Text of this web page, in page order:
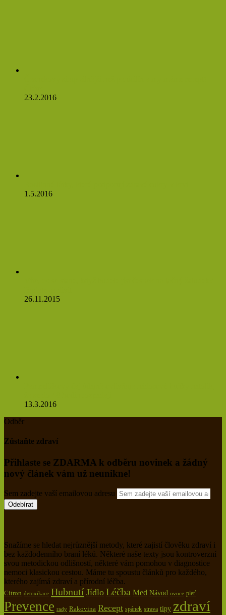
23.2.2016
1.5.2016
26.11.2015
13.3.2016
Odběr
Zůstaňte zdraví
Přihlaste se ZDARMA k odběru novinek a žádný
nový článek vám už neunikne!
Sem zadejte vaší emailovou adresu
Snažíme se hledat nejrůznější metody, které zajistí člověku zdraví i
bez každodenního braní léků. Některé naše texty jsou kontroverzní
svou metodickou odlišností, některé vám pomohou v diagnostice
nemoci klasickou cestou. Máme tu spoustu článků pro každého,
kterého zajímá zdraví a přírodní léčba.
Citron detoxikace Hubnutí Jídlo Léčba Med Návod ovoce pleť
Prevence rady Rakovina Recept spánek strava tipy zdraví